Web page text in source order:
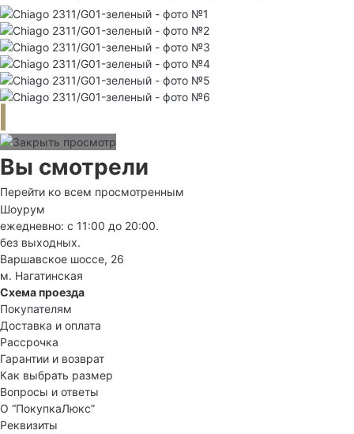
Вы смотрели
Перейти ко всем просмотренным
Шоурум
ежедневно: с 11:00 до 20:00.
без выходных.
Варшавское шоссе, 26
м. Нагатинская
Схема проезда
Покупателям
Доставка и оплата
Рассрочка
Гарантии и возврат
Как выбрать размер
Вопросы и ответы
О “ПокупкаЛюкс”
Реквизиты